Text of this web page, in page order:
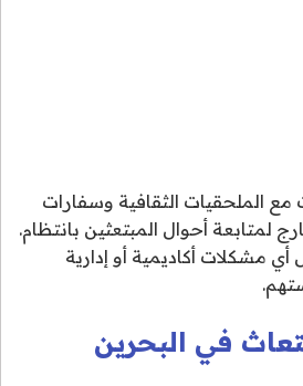
الملحقيات الثقافية وسفارات
لمتابعة أحوال المبتعثين بانتظام.
مشكلات أكاديمية أو إدارية
في البحرين